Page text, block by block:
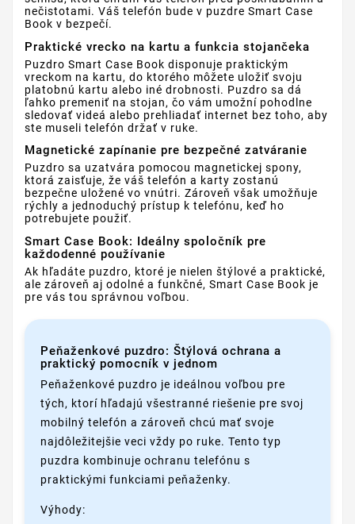
nečistotami. Váš telefón bude v puzdre Smart Case
Book v bezpečí.
Praktické vrecko na kartu a funkcia stojančeka
Puzdro Smart Case Book disponuje praktickým
vreckom na kartu, do ktorého môžete uložiť svoju
platobnú kartu alebo iné drobnosti. Puzdro sa dá
ľahko premeniť na stojan, čo vám umožní pohodlne
sledovať videá alebo prehliadať internet bez toho, aby
ste museli telefón držať v ruke.
Magnetické zapínanie pre bezpečné zatváranie
Puzdro sa uzatvára pomocou magnetickej spony,
ktorá zaisťuje, že váš telefón a karty zostanú
bezpečne uložené vo vnútri. Zároveň však umožňuje
rýchly a jednoduchý prístup k telefónu, keď ho
potrebujete použiť.
Smart Case Book: Ideálny spoločník pre
každodenné používanie
Ak hľadáte puzdro, ktoré je nielen štýlové a praktické,
ale zároveň aj odolné a funkčné, Smart Case Book je
pre vás tou správnou voľbou.
Peňaženkové puzdro: Štýlová ochrana a
praktický pomocník v jednom
Peňaženkové puzdro je ideálnou voľbou pre
tých, ktorí hľadajú všestranné riešenie pre svoj
mobilný telefón a zároveň chcú mať svoje
najdôležitejšie veci vždy po ruke. Tento typ
puzdra kombinuje ochranu telefónu s
praktickými funkciami peňaženky.
Výhody: